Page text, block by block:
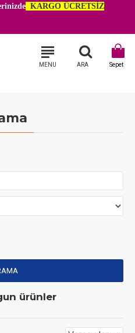
KARGO ÜCRETSİZ
ürünler